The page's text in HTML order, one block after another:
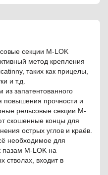
секции M-LOK
метод крепления
таких как прицелы,
и т.д.
запатентованного
повышения прочности и
рельсовые секции M-
скошенные концы для
острых углов и краёв.
необходимое для
пазам M-LOK на
входит в